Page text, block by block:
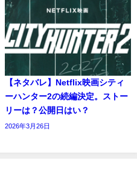
【ネタバレ】Netflix映画シティ
ーハンター2の続編決定。ストー
リーは？公開日はい？
2026年3月26日